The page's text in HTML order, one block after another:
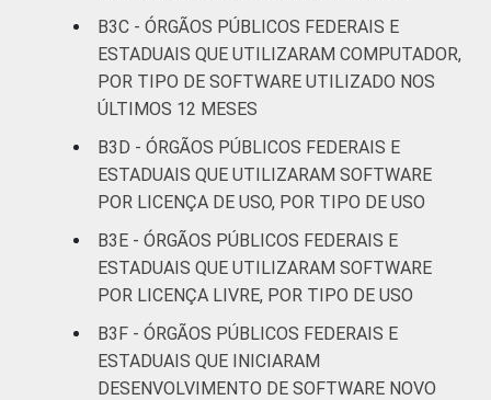
B3C - ÓRGÃOS PÚBLICOS FEDERAIS E
ESTADUAIS QUE UTILIZARAM COMPUTADOR,
POR TIPO DE SOFTWARE UTILIZADO NOS
ÚLTIMOS 12 MESES
B3D - ÓRGÃOS PÚBLICOS FEDERAIS E
ESTADUAIS QUE UTILIZARAM SOFTWARE
POR LICENÇA DE USO, POR TIPO DE USO
B3E - ÓRGÃOS PÚBLICOS FEDERAIS E
ESTADUAIS QUE UTILIZARAM SOFTWARE
POR LICENÇA LIVRE, POR TIPO DE USO
B3F - ÓRGÃOS PÚBLICOS FEDERAIS E
ESTADUAIS QUE INICIARAM
DESENVOLVIMENTO DE SOFTWARE NOVO